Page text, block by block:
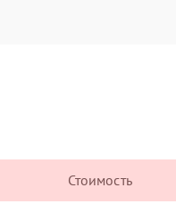
Стоимость